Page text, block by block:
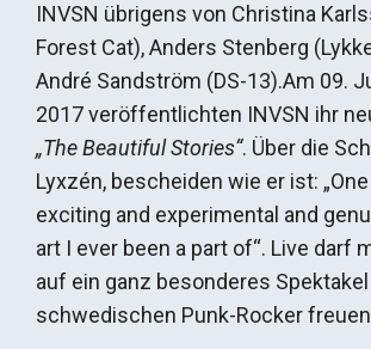
INVSN übrigens von Christina
Forest Cat), Anders Stenberg
André Sandström (DS-13).Am 09.
2017 veröffentlichten INVSN ihr
„The Beautiful Stories“. Über die
Lyxzén, bescheiden wie er ist:
exciting and experimental and
art I ever been a part of“. Live darf
auf ein ganz besonderes
schwedischen Punk-Rocker